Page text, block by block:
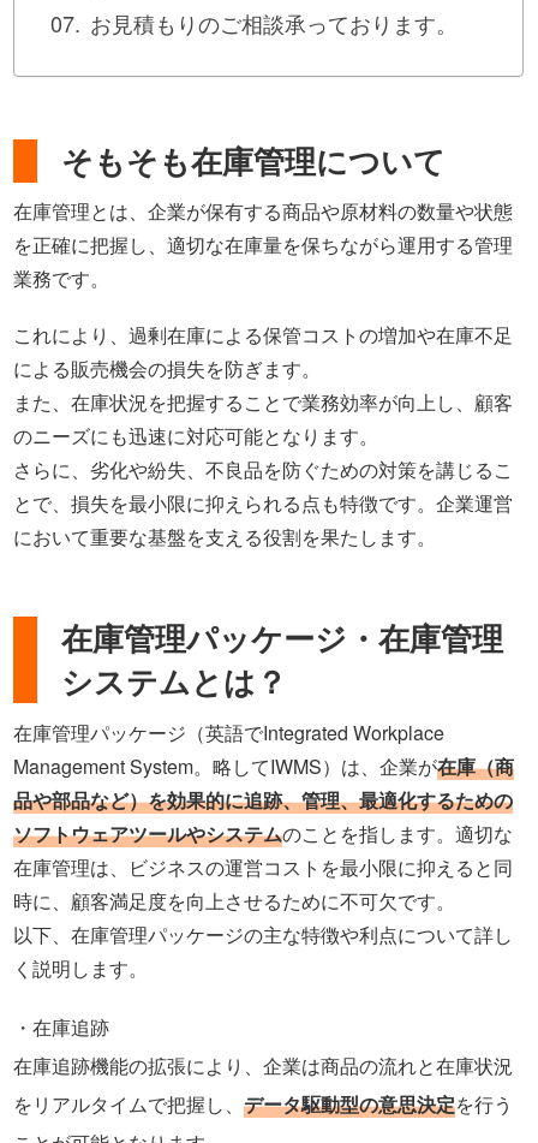
お見積もりのご相談承っております。
そもそも在庫管理について
在庫管理とは、企業が保有する商品や原材料の数量や状態
を正確に把握し、適切な在庫量を保ちながら運用する管理
業務です。
これにより、過剰在庫による保管コストの増加や在庫不足
による販売機会の損失を防ぎます。
また、在庫状況を把握することで業務効率が向上し、顧客
のニーズにも迅速に対応可能となります。
さらに、劣化や紛失、不良品を防ぐための対策を講じるこ
とで、損失を最小限に抑えられる点も特徴です。企業運営
において重要な基盤を支える役割を果たします。
在庫管理パッケージ・在庫管理
システムとは？
在庫管理パッケージ（英語でIntegrated Workplace
Management System。略してIWMS）は、企業が在庫（商
品や部品など）を効果的に追跡、管理、最適化するための
ソフトウェアツールやシステムのことを指します。適切な
在庫管理は、ビジネスの運営コストを最小限に抑えると同
時に、顧客満足度を向上させるために不可欠です。
以下、在庫管理パッケージの主な特徴や利点について詳し
く説明します。
在庫追跡
在庫追跡機能の拡張により、企業は商品の流れと在庫状況
をリアルタイムで把握し、データ駆動型の意思決定を行う